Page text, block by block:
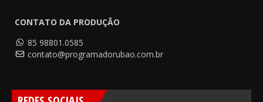
CONTATO DA PRODUÇÃO
85 98801.0585
contato@programadorubao.com.br